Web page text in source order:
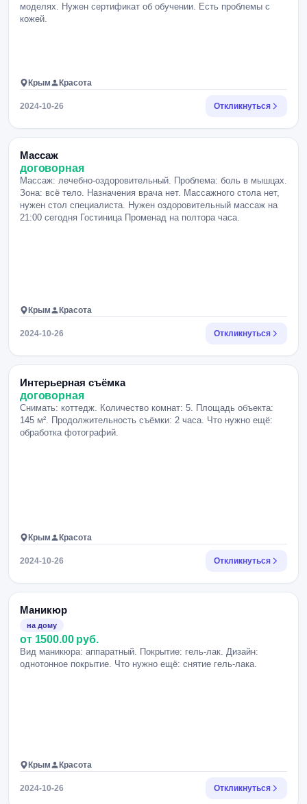
моделях. Нужен сертификат об обучении. Есть проблемы с
кожей.
Крым Красота
2024-10-26 Откликнуться
Массаж
договорная
Массаж: лечебно-оздоровительный. Проблема: боль в мышцах.
Зона: всё тело. Назначения врача нет. Массажного стола нет,
нужен стол специалиста. Нужен оздоровительный массаж на
21:00 сегодня Гостиница Променад на полтора часа.
Крым Красота
2024-10-26 Откликнуться
Интерьерная съёмка
договорная
Снимать: коттедж. Количество комнат: 5. Площадь объекта:
145 м². Продолжительность съёмки: 2 часа. Что нужно ещё:
обработка фотографий.
Крым Красота
2024-10-26 Откликнуться
Маникюр
на дому
от 1500.00 руб.
Вид маникюра: аппаратный. Покрытие: гель-лак. Дизайн:
однотонное покрытие. Что нужно ещё: снятие гель-лака.
Крым Красота
2024-10-26 Откликнуться